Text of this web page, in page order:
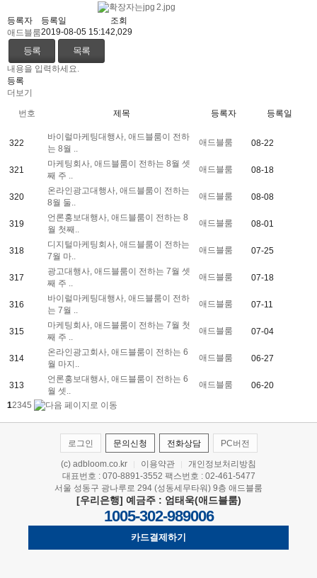
2.jpg
등록자
애드블룸
등록일
2019-08-05 15:14
조회
2,029
등록 목록
내용을 입력하세요.
등록
더보기
번호 제목 등록자 등록일
322
바이럴마케팅대행사, 애드블룸이 전하
는 8월 ..
애드블룸 08-22
321
마케팅회사, 애드블룸이 전하는 8월 셋
째 주 ..
애드블룸 08-18
320
온라인광고대행사, 애드블룸이 전하는
8월 둘..
애드블룸 08-08
319
언론홍보대행사, 애드블룸이 전하는 8
월 첫째..
애드블룸 08-01
318
디지털마케팅회사, 애드블룸이 전하는
7월 마..
애드블룸 07-25
317
광고대행사, 애드블룸이 전하는 7월 셋
째 주 ..
애드블룸 07-18
316
바이럴마케팅대행사, 애드블룸이 전하
는 7월 ..
애드블룸 07-11
315
마케팅회사, 애드블룸이 전하는 7월 첫
째 주 ..
애드블룸 07-04
314
온라인광고회사, 애드블룸이 전하는 6
월 마지..
애드블룸 06-27
313
언론홍보대행사, 애드블룸이 전하는 6
월 셋..
애드블룸
06-20
12345
로그인 문의신청 전화상담 PC버전
(c) adbloom.co.kr 이용약관
개인정보처리방침
대표번호 : 070-8891-3552 팩스번호 : 02-461-5477
서울 성동구 광나루로 294 (성동세무타워) 9층 애드블룸
[우리은행] 예금주 : 엄태욱(애드블룸)
1005-302-989006
카드결제하기